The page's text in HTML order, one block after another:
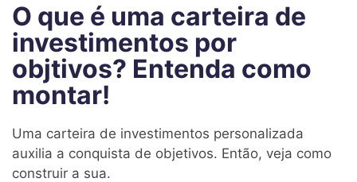
O que é uma carteira de
investimentos por
objtivos? Entenda como
montar!
Uma carteira de investimentos personalizada
auxilia a conquista de objetivos. Então, veja como
construir a sua.